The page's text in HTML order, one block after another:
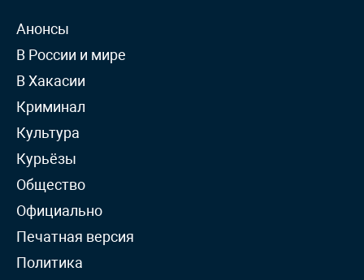
Анонсы
В России и мире
В Хакасии
Криминал
Культура
Курьёзы
Общество
Официально
Печатная версия
Политика